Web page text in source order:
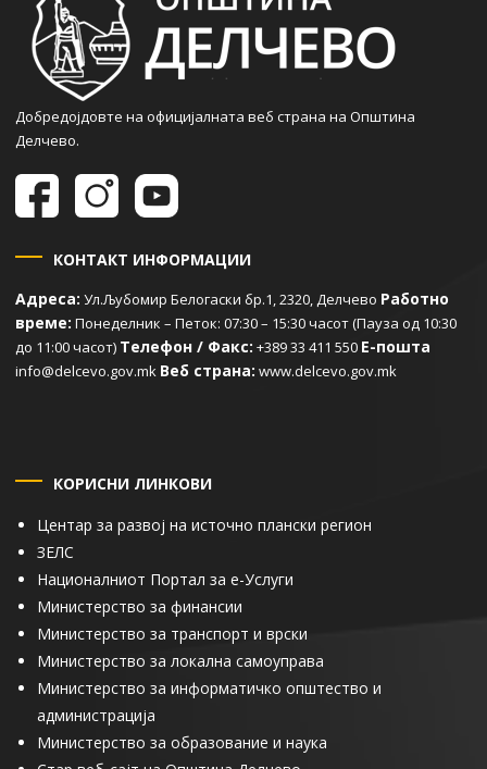
Добредојдовте на официјалната веб страна на Општина
Делчево.
КОНТАКТ ИНФОРМАЦИИ
Адреса: Ул.Љубомир Белогаски бр.1, 2320, Делчево Работно
време: Понеделник – Петок: 07:30 – 15:30 часот (Пауза од 10:30
до 11:00 часот) Телефон / Факс: +389 33 411 550 Е-пошта
info@delcevo.gov.mk Веб страна: www.delcevo.gov.mk
КОРИСНИ ЛИНКОВИ
Центар за развој на источно плански регион
ЗЕЛС
Националниот Портал за е-Услуги
Министерство за финансии
Министерство за транспорт и врски
Министерство за локална самоуправа
Министерство за информатичко општество и
администрација
Министерство за образование и наука